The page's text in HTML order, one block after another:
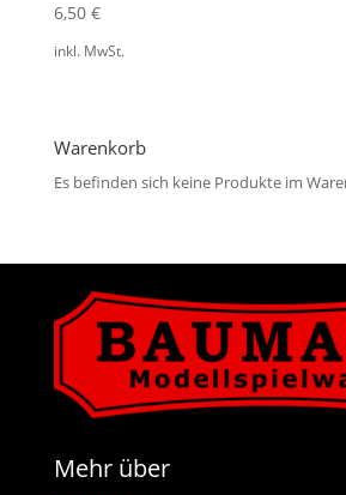
6,50 €
inkl. MwSt.
Warenkorb
Es befinden sich keine Produkte im
Mehr über